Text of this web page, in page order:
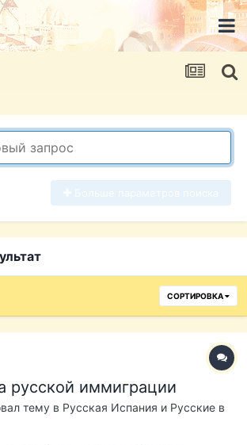
СОРТИРОВКА
русской иммиграции
тему в Русская Испания и Русские в